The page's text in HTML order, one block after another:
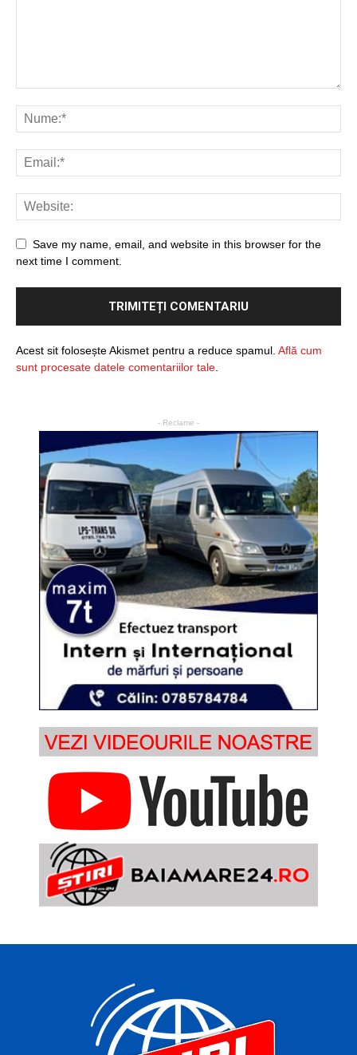
Save my name, email, and website in this browser for the
next time I comment.
Acest sit folosește Akismet pentru a reduce spamul. Află cum
sunt procesate datele comentariilor tale.
- Reclame -